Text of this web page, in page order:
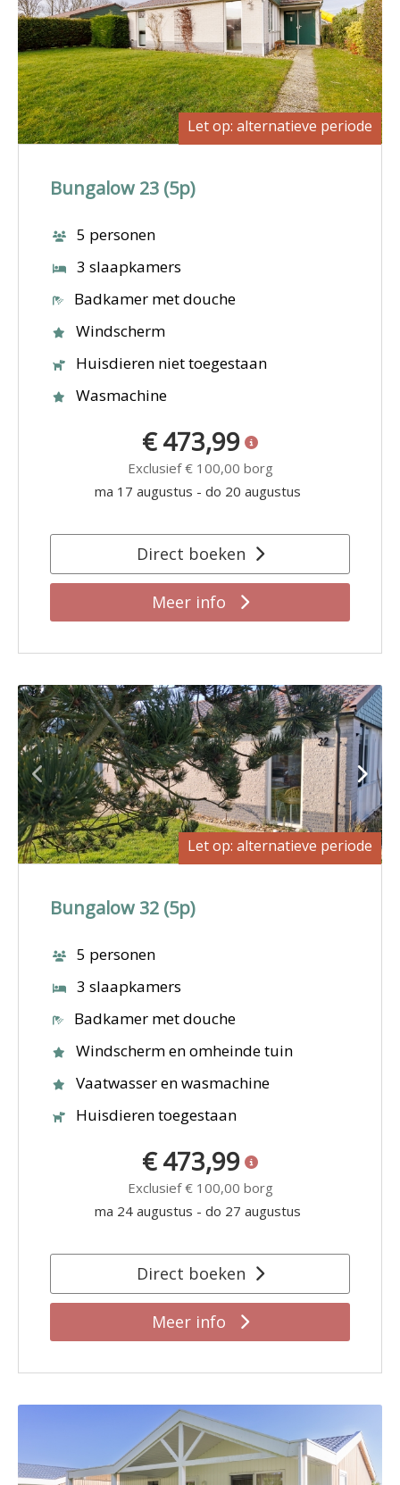
Let op: alternatieve periode
Bungalow 23 (5p)
5 personen
3 slaapkamers
Badkamer met douche
Windscherm
Huisdieren niet toegestaan
Wasmachine
€ 473,99
Exclusief € 100,00 borg
ma 17 augustus - do 20 augustus
Direct boeken
Meer info
Let op: alternatieve periode
Bungalow 32 (5p)
5 personen
3 slaapkamers
Badkamer met douche
Windscherm en omheinde tuin
Vaatwasser en wasmachine
Huisdieren toegestaan
€ 473,99
Exclusief € 100,00 borg
ma 24 augustus - do 27 augustus
Direct boeken
Meer info